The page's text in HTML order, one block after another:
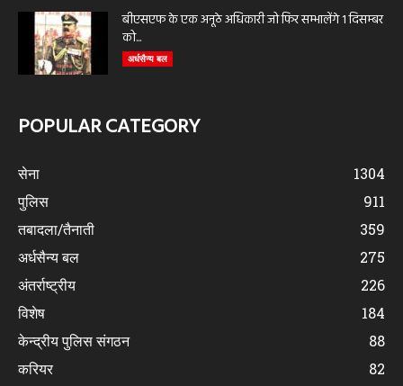
बीएसएफ के एक अनूठे अधिकारी जो फिर सम्भालेंगे 1 दिसम्बर
को...
अर्धसैन्य बल
POPULAR CATEGORY
सेना
1304
पुलिस
911
तबादला/तैनाती
359
अर्धसैन्य बल
275
अंतर्राष्ट्रीय
226
विशेष
184
केन्द्रीय पुलिस संगठन
88
करियर
82